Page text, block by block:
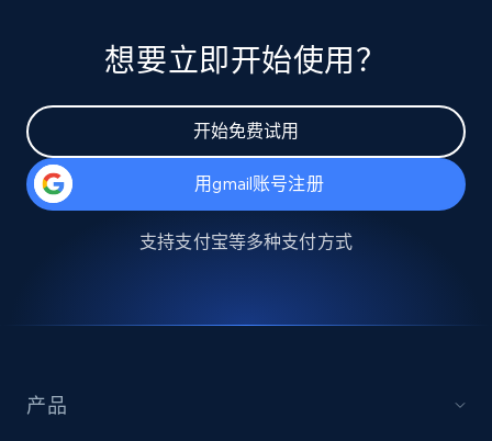
想要立即开始使用？
开始免费试用
用gmail账号注册
支持支付宝等多种支付方式
产品